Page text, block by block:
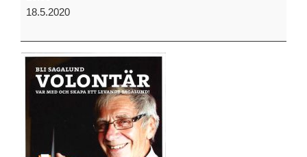
träff
Vapaaehtoisten
tapaaminen
18.5.2020